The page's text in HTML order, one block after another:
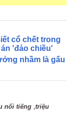
cổ chết trong
'đảo chiều'
nhầm là gấu
nổi tiếng ,triệu